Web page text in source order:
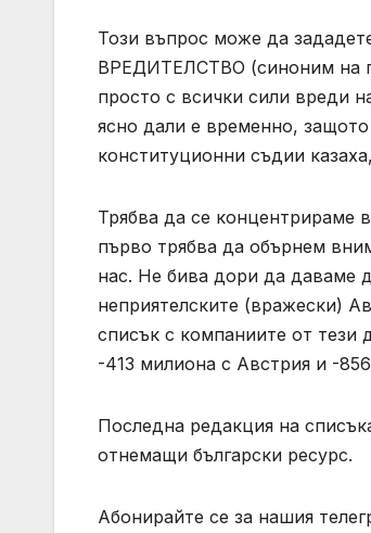
Този въпрос може да
ВРЕДИТЕЛСТВО (синоним на
просто с всички сили вреди
ясно дали е временно,
конституционни съдии
Трябва да се концентрираме
първо трябва да обърнем
нас. Не бива дори да даваме
неприятелските (вражески)
списък с компаниите от тези
-413 милиона с Австрия и -
Последна редакция на
отнемащи български ресурс.
Абонирайте се за нашия